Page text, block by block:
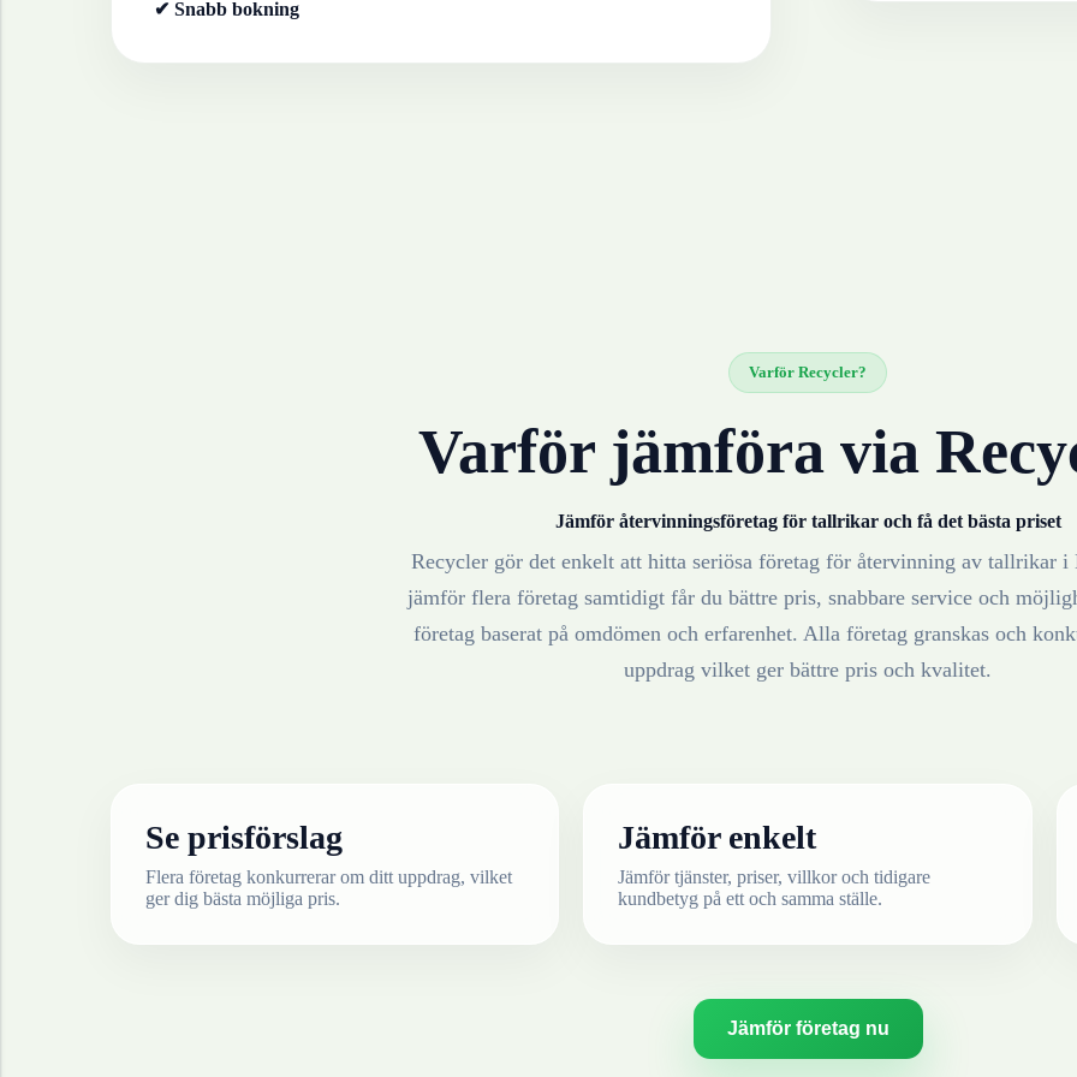
✔ Snabb bokning
Varför Recycler?
Varför jämföra via
Jämför återvinningsföretag för tallrikaroch få det bästa priset
Recycler gör det enkelt att hitta seriösa företag för återvinning av tallrikari
jämför flera företag samtidigt får du bättre pris, snabbare service och
företag baserat på omdömen och erfarenhet. Alla företag granskas och
uppdrag vilket ger bättre pris och kvalitet.
Se prisförslag
Flera företag konkurrerar om ditt uppdrag, vilket
ger dig bästa möjliga pris.
Jämför enkelt
Jämför tjänster, priser, villkor och tidigare
kundbetyg på ett och samma ställe.
Jämför företag nu